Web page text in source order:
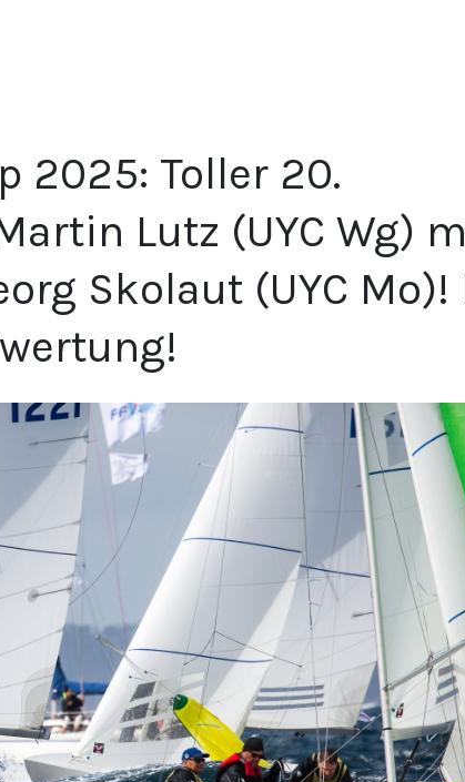
2025: Toller 20.
Lutz (UYC Wg)
Skolaut (UYC Mo)!